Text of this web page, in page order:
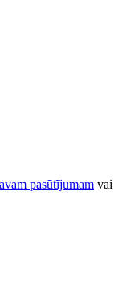
pasūtījumam vai